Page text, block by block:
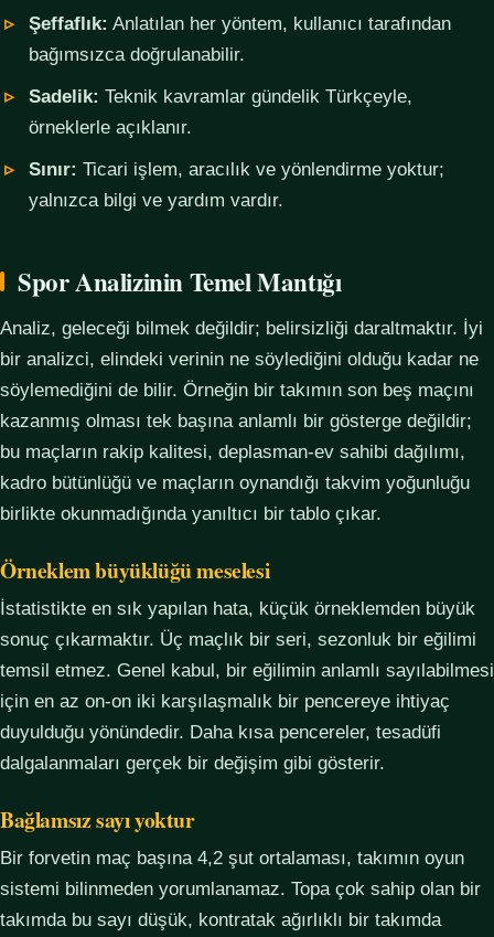
Şeffaflık: Anlatılan her yöntem, kullanıcı tarafından
bağımsızca doğrulanabilir.
Sadelik: Teknik kavramlar gündelik Türkçeyle,
örneklerle açıklanır.
Sınır: Ticari işlem, aracılık ve yönlendirme yoktur;
yalnızca bilgi ve yardım vardır.
Spor Analizinin Temel Mantığı
Analiz, geleceği bilmek değildir; belirsizliği daraltmaktır. İyi
bir analizci, elindeki verinin ne söylediğini olduğu kadar ne
söylemediğini de bilir. Örneğin bir takımın son beş maçını
kazanmış olması tek başına anlamlı bir gösterge değildir;
bu maçların rakip kalitesi, deplasman-ev sahibi dağılımı,
kadro bütünlüğü ve maçların oynandığı takvim yoğunluğu
birlikte okunmadığında yanıltıcı bir tablo çıkar.
Örneklem büyüklüğü meselesi
İstatistikte en sık yapılan hata, küçük örneklemden büyük
sonuç çıkarmaktır. Üç maçlık bir seri, sezonluk bir eğilimi
temsil etmez. Genel kabul, bir eğilimin anlamlı sayılabilmesi
için en az on-on iki karşılaşmalık bir pencereye ihtiyaç
duyulduğu yönündedir. Daha kısa pencereler, tesadüfi
dalgalanmaları gerçek bir değişim gibi gösterir.
Bağlamsız sayı yoktur
Bir forvetin maç başına 4,2 şut ortalaması, takımın oyun
sistemi bilinmeden yorumlanamaz. Topa çok sahip olan bir
takımda bu sayı düşük, kontratak ağırlıklı bir takımda